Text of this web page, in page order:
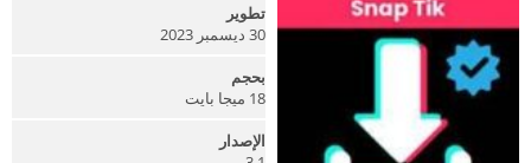
تطوير
30 ديسمبر 2023
بحجم
18 ميجا بايت
الإصدار